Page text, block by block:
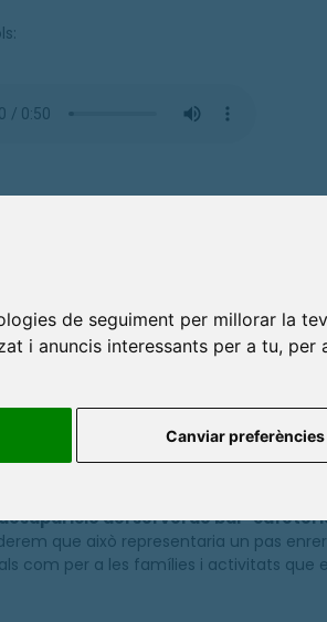
de seguiment per millorar la
i anuncis interessants per a tu, per
Canviar preferències
223.337 euros durant els primers sis
que només les actuacions
293.000 euros. Això significa que
la sala de fitnessi de la maquinària
municipals pot representar
modern i competitiu.
la inversió mínima exigible al nou
el canvi de concessió per impulsar
a millorar la qualitat del servei
del servei de bar-
que això representaria un pas
com per a les famílies i activitats que